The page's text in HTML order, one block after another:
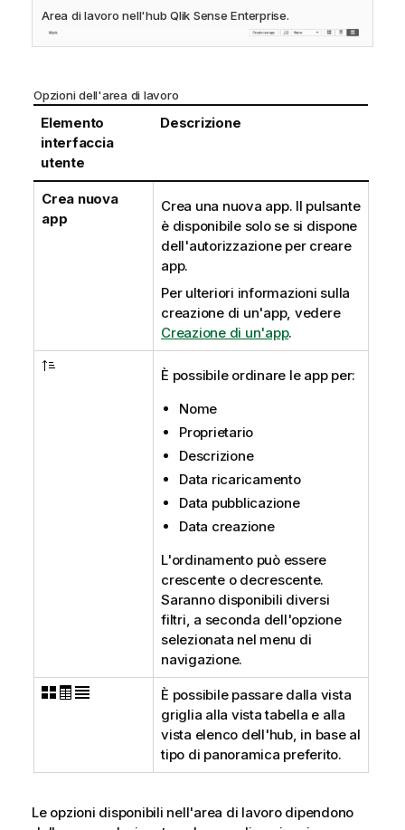
Area di lavoro nell'hub Qlik Sense Enterprise.
Opzioni dell'area di lavoro
Elemento
interfaccia
utente
Descrizione
Crea nuova
app
Crea una nuova app. Il pulsante
è disponibile solo se si dispone
dell'autorizzazione per creare
app.
Per ulteriori informazioni sulla
creazione di un'app, vedere
Creazione di un'app.
È possibile ordinare le app per:
Nome
Proprietario
Descrizione
Data ricaricamento
Data pubblicazione
Data creazione
L'ordinamento può essere
crescente o decrescente.
Saranno disponibili diversi
filtri, a seconda dell'opzione
selezionata nel menu di
navigazione.
È possibile passare dalla vista
griglia alla vista tabella e alla
vista elenco dell'hub, in base al
tipo di panoramica preferito.
Le opzioni disponibili nell'area di lavoro dipendono